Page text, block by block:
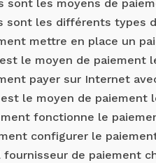
sont les moyens de
sont les différents types
mettre en place un
le moyen de paiement
payer sur Internet
le moyen de paiement
fonctionne le
configurer le
fournisseur de paiement